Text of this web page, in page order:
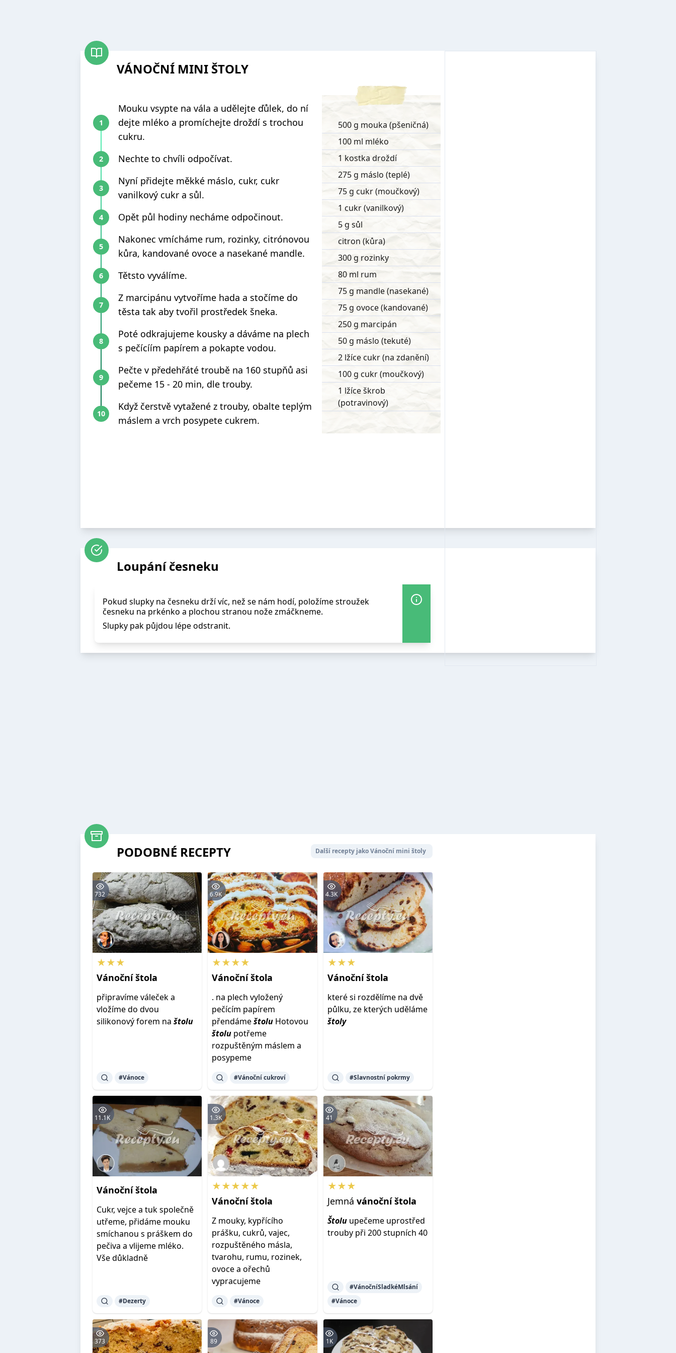
VÁNOČNÍ MINI ŠTOLY
Mouku vsypte na vála a udělejte ďůlek, do ní
dejte mléko a promíchejte droždí s trochou
cukru.
Nechte to chvíli odpočívat.
Nyní přidejte měkké máslo, cukr, cukr
vanilkový cukr a sůl.
Opět půl hodiny necháme odpočinout.
Nakonec vmícháme rum, rozinky, citrónovou
kůra, kandované ovoce a nasekané mandle.
Tětsto vyválíme.
Z marcipánu vytvoříme hada a stočíme do
těsta tak aby tvořil prostředek šneka.
Poté odkrajujeme kousky a dáváme na plech
s pečícíím papírem a pokapte vodou.
Pečte v předehřáté troubě na 160 stupňů asi
pečeme 15 - 20 min, dle trouby.
Když čerstvě vytažené z trouby, obalte teplým
máslem a vrch posypete cukrem.
500 g mouka (pšeničná)
100 ml mléko
1 kostka droždí
275 g máslo (teplé)
75 g cukr (moučkový)
1 cukr (vanilkový)
5 g sůl
citron (kůra)
300 g rozinky
80 ml rum
75 g mandle (nasekané)
75 g ovoce (kandované)
250 g marcipán
50 g máslo (tekuté)
2 lžíce cukr (na zdanění)
100 g cukr (moučkový)
1 lžíce škrob
(potravinový)
Loupání česneku
Pokud slupky na česneku drží víc, než se nám hodí, položíme stroužek
česneku na prkénko a plochou stranou nože zmáčkneme.
Slupky pak půjdou lépe odstranit.
PODOBNÉ RECEPTY Další recepty jako Vánoční mini štoly
732
★★★
Vánoční štola
připravíme váleček a
vložíme do dvou
silikonový forem na štolu
#Vánoce
6.9K
★★★★
Vánoční štola
. na plech vyložený
pečícím papírem
přendámeštolu Hotovou
štolu potřeme
rozpuštěným máslem a
posypeme
#Vánoční cukroví
4.3K
★★★
Vánoční štola
které si rozdělíme na dvě
půlku, ze kterých uděláme
štoly
#Slavnostní pokrmy
11.1K
Vánoční štola
Cukr, vejce a tuk společně
utřeme, přidáme mouku
smíchanou s práškem do
pečiva a vlijeme mléko.
Vše důkladně
#Dezerty
1.3K
★★★★★
Vánoční štola
Z mouky, kypřícího
prášku, cukrů, vajec,
rozpuštěného másla,
tvarohu, rumu, rozinek,
ovoce a ořechů
vypracujeme
#Vánoce
41
★★★
Jemná vánoční štola
Štoluupečeme uprostřed
trouby při 200 stupních 40
#VánočníSladkéMlsání
#Vánoce
373 89 1K